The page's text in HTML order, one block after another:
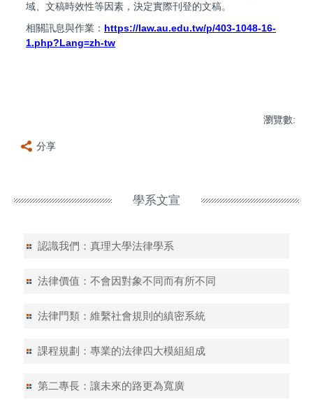
域、文稿時效性等因素，決定實際刊登的文稿。
相關訊息與作業： https://law.au.edu.tw/p/403-1048-16-
1.php?Lang=zh-tw
瀏覽數:
分享
學系文宣
認識我們：真理大學法律學系
法律價值：不會因對象不同而有所不同
法律門類：維繫社會規則的縝密系統
課程規劃：專業的法律四大模組組成
第二專長：讓未來的路更為寬廣